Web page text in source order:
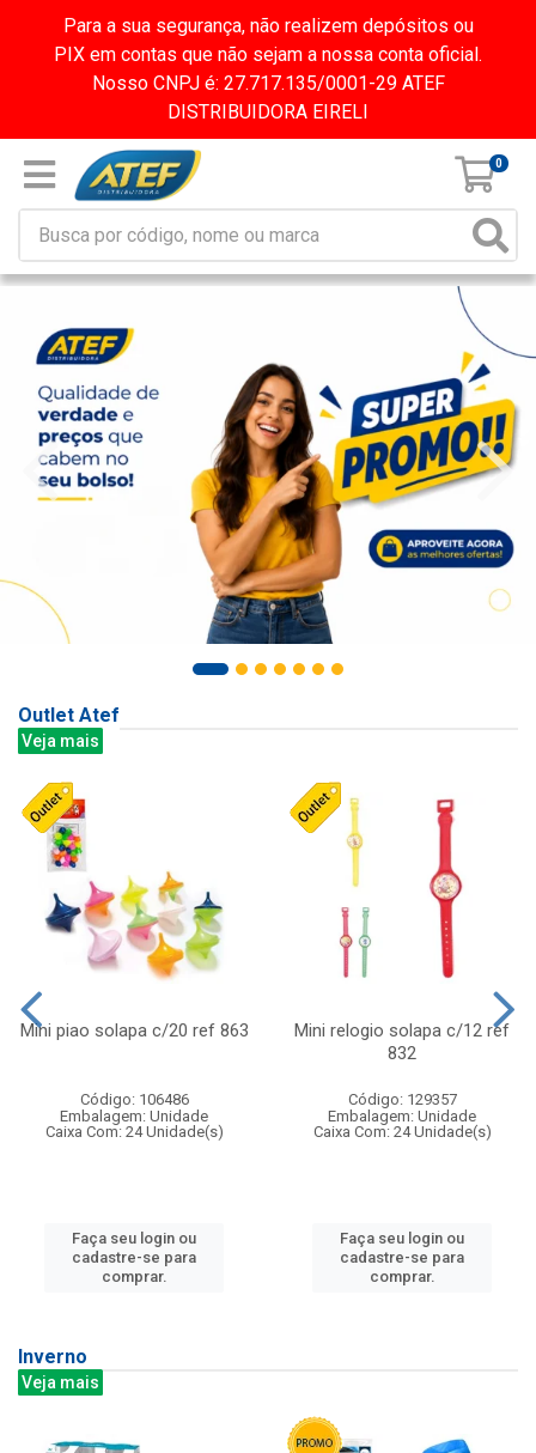
Para a sua segurança, não realizem depósitos ou
PIX em contas que não sejam a nossa conta oficial.
Nosso CNPJ é: 27.717.135/0001-29 ATEF
DISTRIBUIDORA EIRELI
0
Outlet Atef
Veja mais
Mini piao solapa c/20 ref 863
Código: 106486
Embalagem: Unidade
Caixa Com: 24 Unidade(s)
Faça seu login ou
cadastre-se para
comprar.
Mini relogio solapa c/12 ref
832
Código: 129357
Embalagem: Unidade
Caixa Com: 24 Unidade(s)
Faça seu login ou
cadastre-se para
comprar.
Inverno
Veja mais